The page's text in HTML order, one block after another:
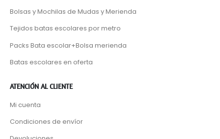
Bolsas y Mochilas de Mudas y Merienda
Tejidos batas escolares por metro
Packs Bata escolar+Bolsa merienda
Batas escolares en oferta
ATENCIÓN AL CLIENTE
Mi cuenta
Condiciones de envíor